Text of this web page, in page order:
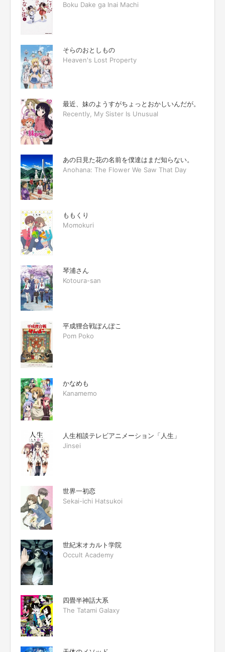
Boku Dake ga Inai Machi
そらのおとしもの
Heaven's Lost Property
最近、妹のようすがちょっとおかしいんだが。
Recently, My Sister Is Unusual
あの日見た花の名前を僕達はまだ知らない。
Anohana: The Flower We Saw That Day
ももくり
Momokuri
琴浦さん
Kotoura-san
平成狸合戦ぽんぽこ
Pom Poko
かなめも
Kanamemo
人生相談テレビアニメーション「人生」
Jinsei
世界一初恋
Sekai-ichi Hatsukoi
世紀末オカルト学院
Occult Academy
四畳半神話大系
The Tatami Galaxy